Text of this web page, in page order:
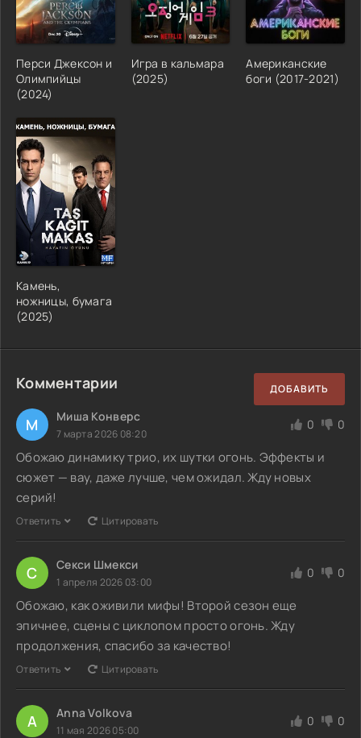
Перси Джексон и
Олимпийцы
(2024)
Игра в кальмара
(2025)
Американские
боги (2017-2021)
Камень,
ножницы, бумага
(2025)
Комментарии ДОБАВИТЬ
М Миша Конверс
7 марта 2026 08:20
0 0
Обожаю динамику трио, их шутки огонь. Эффекты и
сюжет — вау, даже лучше, чем ожидал. Жду новых
серий!
Ответить Цитировать
С Секси Шмекси
1 апреля 2026 03:00
0 0
Обожаю, как оживили мифы! Второй сезон еще
эпичнее, сцены с циклопом просто огонь. Жду
продолжения, спасибо за качество!
Ответить Цитировать
A Anna Volkova
11 мая 2026 05:00
0 0